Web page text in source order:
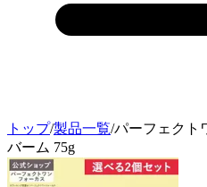
トップ/製品一覧/パーフェクト
バーム 75g